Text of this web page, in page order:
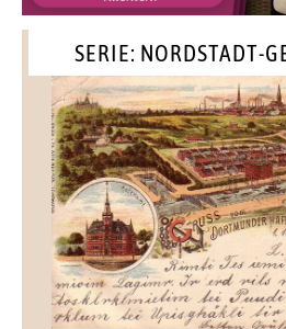
SERIE: NORDSTADT-